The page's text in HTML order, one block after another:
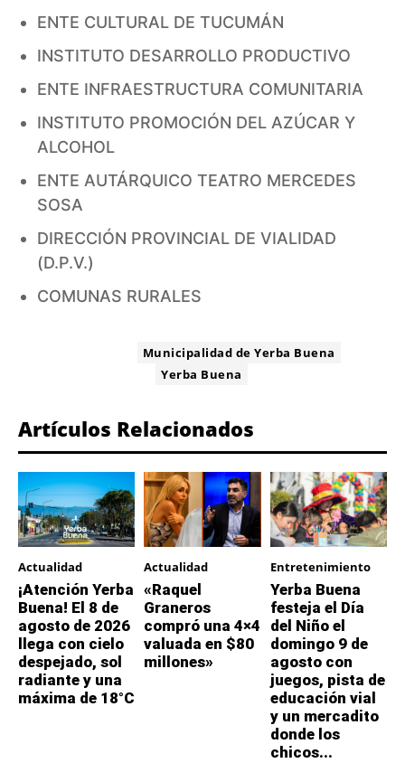
ENTE CULTURAL DE TUCUMÁN
INSTITUTO DESARROLLO PRODUCTIVO
ENTE INFRAESTRUCTURA COMUNITARIA
INSTITUTO PROMOCIÓN DEL AZÚCAR Y
ALCOHOL
ENTE AUTÁRQUICO TEATRO MERCEDES
SOSA
DIRECCIÓN PROVINCIAL DE VIALIDAD
(D.P.V.)
COMUNAS RURALES
Municipalidad de Yerba Buena
Yerba Buena
Artículos Relacionados
Actualidad
¡Atención Yerba
Buena! El 8 de
agosto de 2026
llega con cielo
despejado, sol
radiante y una
máxima de 18°C
Actualidad
«Raquel
Graneros
compró una 4×4
valuada en $80
millones»
Entretenimiento
Yerba Buena
festeja el Día
del Niño el
domingo 9 de
agosto con
juegos, pista de
educación vial
y un mercadito
donde los
chicos...